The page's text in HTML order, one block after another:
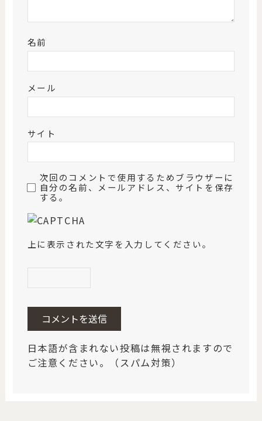
名前
メール
サイト
次回のコメントで使用するためブラウザーに
自分の名前、メールアドレス、サイトを保存
する。
上に表示された文字を入力してください。
日本語が含まれない投稿は無視されますので
ご注意ください。（スパム対策）